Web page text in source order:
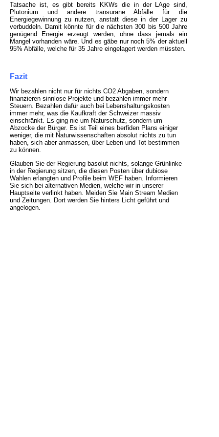
Tatsache ist, es gibt bereits KKWs die in der LAge sind,
Plutonium und andere transurane Abfälle für die
Energiegewinnung zu nutzen, anstatt diese in der Lager zu
verbuddeln. Damit könnte für die nächsten 300 bis 500 Jahre
genügend Energie erzeugt werden, ohne dass jemals ein
Mangel vorhanden wäre. Und es gäbe nur noch 5% der aktuell
95% Abfälle, welche für 35 Jahre eingelagert werden müssten.
Fazit
Wir bezahlen nicht nur für nichts CO2 Abgaben, sondern
finanzieren sinnlose Projekte und bezahlen immer mehr
Steuern. Bezahlen dafür auch bei Lebenshaltungskosten
immer mehr, was die Kaufkraft der Schweizer massiv
einschränkt. Es ging nie um Naturschutz, sondern um
Abzocke der Bürger. Es ist Teil eines berfiden Plans einiger
weniger, die mit Naturwissenschaften absolut nichts zu tun
haben, sich aber anmassen, über Leben und Tot bestimmen
zu können.
Glauben Sie der Regierung basolut nichts, solange Grünlinke
in der Regierung sitzen, die diesen Posten über dubiose
Wahlen erlangten und Profile beim WEF haben. Informieren
Sie sich bei alternativen Medien, welche wir in unserer
Hauptseite verlinkt haben. Meiden Sie Main Stream Medien
und Zeitungen. Dort werden Sie hinters Licht geführt und
angelogen.